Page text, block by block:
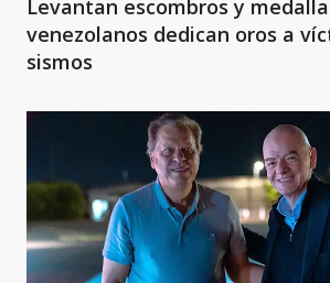
Levantan escombros y
venezolanos dedican oros a
sismos